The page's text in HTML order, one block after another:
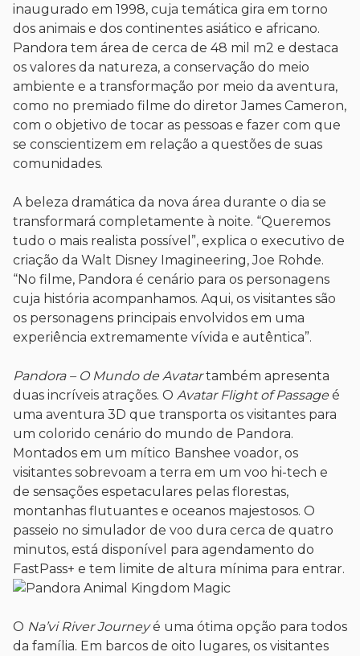
inaugurado em 1998, cuja temática gira em torno
dos animais e dos continentes asiático e africano.
Pandora tem área de cerca de 48 mil m2 e destaca
os valores da natureza, a conservação do meio
ambiente e a transformação por meio da aventura,
como no premiado filme do diretor James Cameron,
com o objetivo de tocar as pessoas e fazer com que
se conscientizem em relação a questões de suas
comunidades.
A beleza dramática da nova área durante o dia se
transformará completamente à noite. “Queremos
tudo o mais realista possível”, explica o executivo de
criação da Walt Disney Imagineering, Joe Rohde.
“No filme, Pandora é cenário para os personagens
cuja história acompanhamos. Aqui, os visitantes são
os personagens principais envolvidos em uma
experiência extremamente vívida e autêntica”.
Pandora – O Mundo de Avatartambém apresenta
duas incríveis atrações. O Avatar Flight of Passage é
uma aventura 3D que transporta os visitantes para
um colorido cenário do mundo de Pandora.
Montados em um mítico Banshee voador, os
visitantes sobrevoam a terra em um voo hi-tech e
de sensações espetaculares pelas florestas,
montanhas flutuantes e oceanos majestosos. O
passeio no simulador de voo dura cerca de quatro
minutos, está disponível para agendamento do
FastPass+ e tem limite de altura mínima para entrar.
O Na’vi River Journeyé uma ótima opção para todos
da família. Em barcos de oito lugares, os visitantes